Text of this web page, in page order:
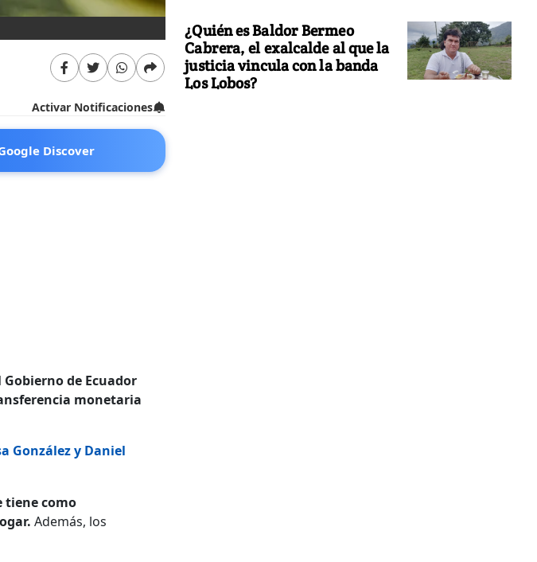
Activar Notificaciones
Discover
de Ecuador
monetaria
González y Daniel
tiene como
Además, los
¿Quién es Baldor Bermeo
Cabrera, el exalcalde al que la
justicia vincula con la banda
Los Lobos?